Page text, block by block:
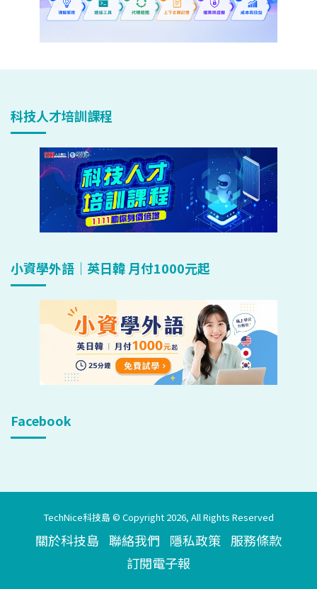
科技人才培訓課程
小資學外語｜英日韓 月付1000元起
Facebook
TechNice科技島 © Copyright 2026, All Rights Reserved
關於科技島 聯絡我們 隱私政策 服務條款
訂閱電子報